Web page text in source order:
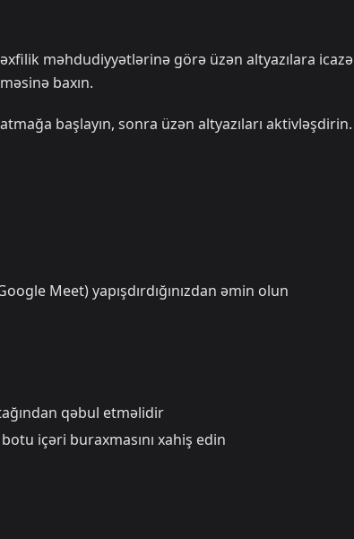
məhdudiyyətlərinə görə üzən altyazılara icazə
baxın.
başlayın, sonra üzən altyazıları aktivləşdirin.
Meet) yapışdırdığınızdan əmin olun
qəbul etməlidir
botu içəri buraxmasını xahiş edin